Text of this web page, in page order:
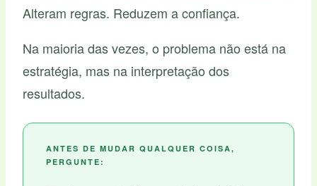
Alteram regras. Reduzem a confiança.
Na maioria das vezes, o problema não está na
estratégia, mas na interpretação dos
resultados.
ANTES DE MUDAR QUALQUER COISA,
PERGUNTE: